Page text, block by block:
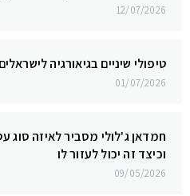
12/07/2026
טיפולי שיניים בגיאורגיה
01/07/2026
וכיצד זה יכול לעזור לו
09/05/2026